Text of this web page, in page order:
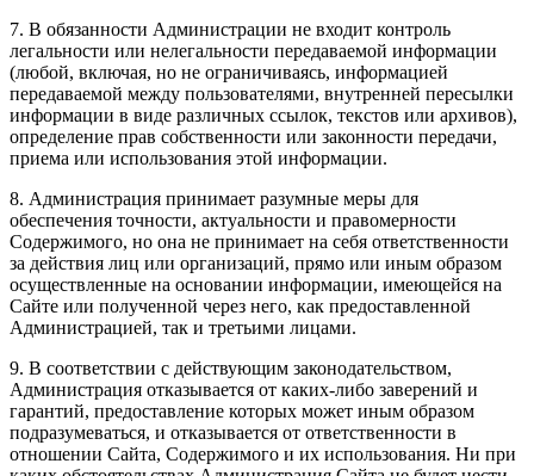
7. В обязанности Администрации не входит контроль
легальности или нелегальности передаваемой информации
(любой, включая, но не ограничиваясь, информацией
передаваемой между пользователями, внутренней пересылки
информации в виде различных ссылок, текстов или архивов),
определение прав собственности или законности передачи,
приема или использования этой информации.
8. Администрация принимает разумные меры для
обеспечения точности, актуальности и правомерности
Содержимого, но она не принимает на себя ответственности
за действия лиц или организаций, прямо или иным образом
осуществленные на основании информации, имеющейся на
Сайте или полученной через него, как предоставленной
Администрацией, так и третьими лицами.
9. В соответствии с действующим законодательством,
Администрация отказывается от каких-либо заверений и
гарантий, предоставление которых может иным образом
подразумеваться, и отказывается от ответственности в
отношении Сайта, Содержимого и их использования. Ни при